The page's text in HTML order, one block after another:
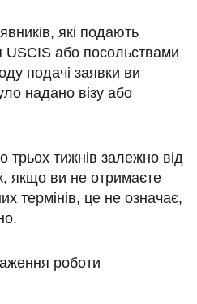
які подають
або посольствами
подачі заявки ви
надано візу або
трьох тижнів залежно від
якщо ви не отримаєте
термінів, це не означає,
роботи